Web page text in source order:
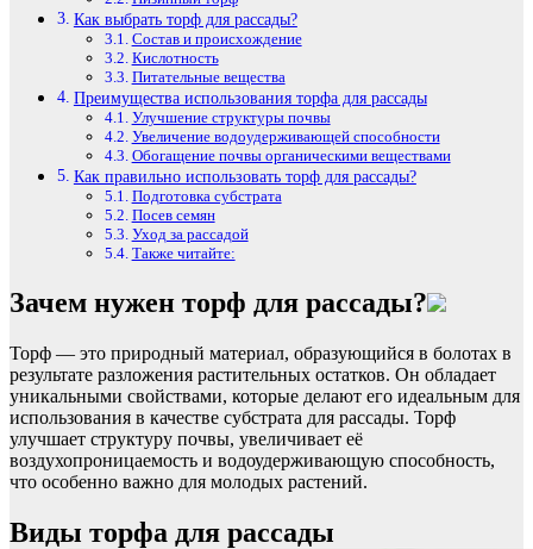
Как выбрать торф для рассады?
Состав и происхождение
Кислотность
Питательные вещества
Преимущества использования торфа для рассады
Улучшение структуры почвы
Увеличение водоудерживающей способности
Обогащение почвы органическими веществами
Как правильно использовать торф для рассады?
Подготовка субстрата
Посев семян
Уход за рассадой
Также читайте:
Зачем нужен торф для рассады?
Торф — это природный материал, образующийся в болотах в
результате разложения растительных остатков. Он обладает
уникальными свойствами, которые делают его идеальным для
использования в качестве субстрата для рассады. Торф
улучшает структуру почвы, увеличивает её
воздухопроницаемость и водоудерживающую способность,
что особенно важно для молодых растений.
Виды торфа для рассады